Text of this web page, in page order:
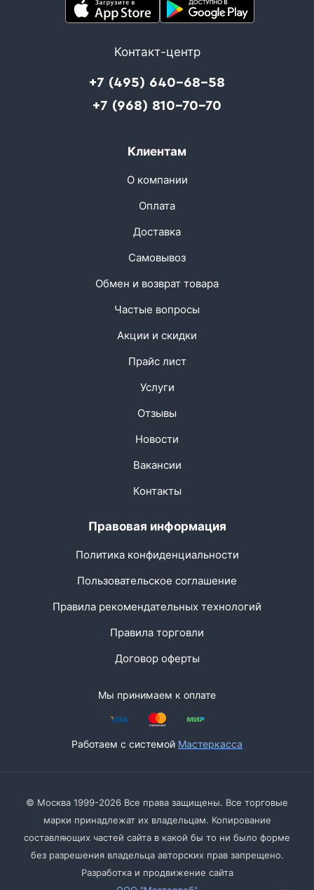
Контакт-центр
+7 (495) 640-68-58
+7 (968) 810-70-70
Клиентам
О компании
Оплата
Доставка
Самовывоз
Обмен и возврат товара
Частые вопросы
Акции и скидки
Прайс лист
Услуги
Отзывы
Новости
Вакансии
Контакты
Правовая информация
Политика конфиденциальности
Пользовательское соглашение
Правила рекомендательных технологий
Правила торговли
Договор оферты
Мы принимаем к оплате
Работаем с системой Мастеркасса
© Москва 1999-2026 Все права защищены. Все торговые
марки принадлежат их владельцам. Копирование
составляющих частей сайта в какой бы то ни было форме
без разрешения владельца авторских прав запрещено.
Разработка и продвижение сайта